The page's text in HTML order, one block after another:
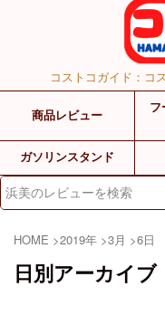
コストコガイド：コ
商品レビュー
フ
ガソリンスタンド
HOME >2019年 >3月 >6日
日別アーカイブ